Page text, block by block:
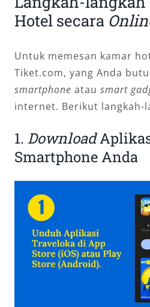
Hotel secara
Untuk memesan kamar
Tiket.com, yang Anda
smartphone atau smart
internet. Berikut langkah-
1. Download
Smartphone Anda